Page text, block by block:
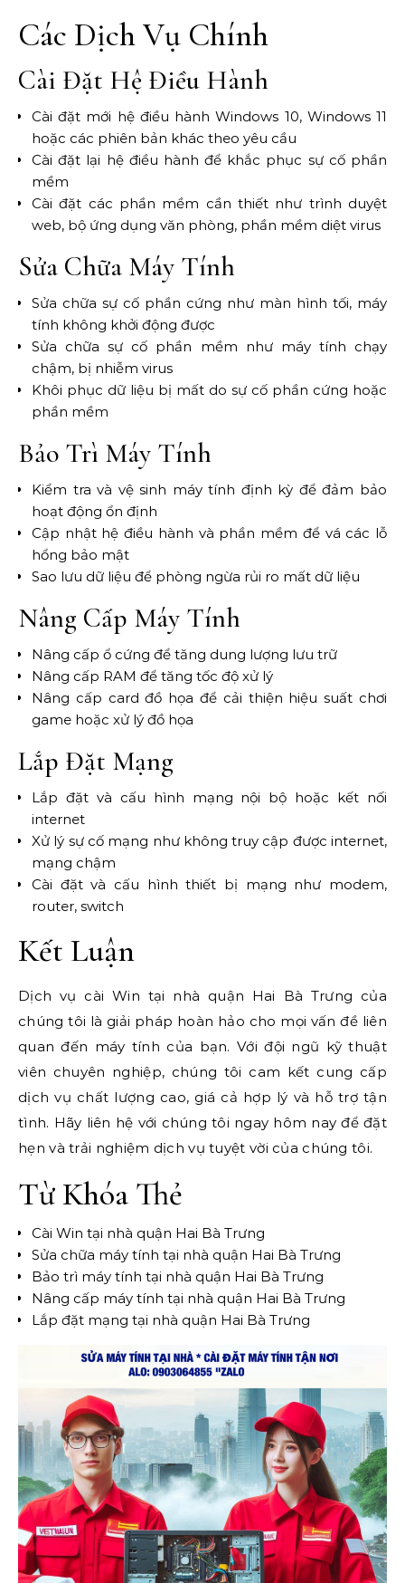
Các Dịch Vụ Chính
Cài Đặt Hệ Điều Hành
Cài đặt mới hệ điều hành Windows 10, Windows 11
hoặc các phiên bản khác theo yêu cầu
Cài đặt lại hệ điều hành để khắc phục sự cố phần
mềm
Cài đặt các phần mềm cần thiết như trình duyệt
web, bộ ứng dụng văn phòng, phần mềm diệt virus
Sửa Chữa Máy Tính
Sửa chữa sự cố phần cứng như màn hình tối, máy
tính không khởi động được
Sửa chữa sự cố phần mềm như máy tính chạy
chậm, bị nhiễm virus
Khôi phục dữ liệu bị mất do sự cố phần cứng hoặc
phần mềm
Bảo Trì Máy Tính
Kiểm tra và vệ sinh máy tính định kỳ để đảm bảo
hoạt động ổn định
Cập nhật hệ điều hành và phần mềm để vá các lỗ
hổng bảo mật
Sao lưu dữ liệu để phòng ngừa rủi ro mất dữ liệu
Nâng Cấp Máy Tính
Nâng cấp ổ cứng để tăng dung lượng lưu trữ
Nâng cấp RAM để tăng tốc độ xử lý
Nâng cấp card đồ họa để cải thiện hiệu suất chơi
game hoặc xử lý đồ họa
Lắp Đặt Mạng
Lắp đặt và cấu hình mạng nội bộ hoặc kết nối
internet
Xử lý sự cố mạng như không truy cập được internet,
mạng chậm
Cài đặt và cấu hình thiết bị mạng như modem,
router, switch
Kết Luận
Dịch vụ cài Win tại nhà quận Hai Bà Trưng của
chúng tôi là giải pháp hoàn hảo cho mọi vấn đề liên
quan đến máy tính của bạn. Với đội ngũ kỹ thuật
viên chuyên nghiệp, chúng tôi cam kết cung cấp
dịch vụ chất lượng cao, giá cả hợp lý và hỗ trợ tận
tình. Hãy liên hệ với chúng tôi ngay hôm nay để đặt
hẹn và trải nghiệm dịch vụ tuyệt vời của chúng tôi.
Từ Khóa Thẻ
Cài Win tại nhà quận Hai Bà Trưng
Sửa chữa máy tính tại nhà quận Hai Bà Trưng
Bảo trì máy tính tại nhà quận Hai Bà Trưng
Nâng cấp máy tính tại nhà quận Hai Bà Trưng
Lắp đặt mạng tại nhà quận Hai Bà Trưng